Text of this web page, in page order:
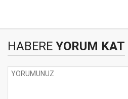
HABERE YORUM KAT